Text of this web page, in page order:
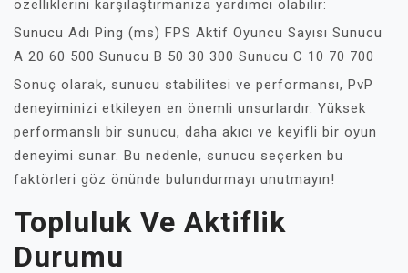
özelliklerini karşılaştırmanıza yardımcı olabilir:
Sunucu Adı Ping (ms) FPS Aktif Oyuncu Sayısı Sunucu
A 20 60 500 Sunucu B 50 30 300 Sunucu C 10 70 700
Sonuç olarak, sunucu stabilitesi ve performansı, PvP
deneyiminizi etkileyen en önemli unsurlardır. Yüksek
performanslı bir sunucu, daha akıcı ve keyifli bir oyun
deneyimi sunar. Bu nedenle, sunucu seçerken bu
faktörleri göz önünde bulundurmayı unutmayın!
Topluluk Ve Aktiflik
Durumu